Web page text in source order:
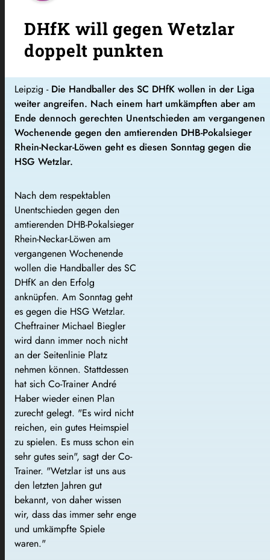
DHfK will gegen Wetzlar
doppelt punkten
Leipzig - Die Handballer des SC DHfK wollen in der Liga
weiter angreifen. Nach einem hart umkämpften aber am
Ende dennoch gerechten Unentschieden am vergangenen
Wochenende gegen den amtierenden DHB-Pokalsieger
Rhein-Neckar-Löwen geht es diesen Sonntag gegen die
HSG Wetzlar.
Nach dem respektablen
Unentschieden gegen den
amtierenden DHB-Pokalsieger
Rhein-Neckar-Löwen am
vergangenen Wochenende
wollen die Handballer des SC
DHfK an den Erfolg
anknüpfen. Am Sonntag geht
es gegen die HSG Wetzlar.
Cheftrainer Michael Biegler
wird dann immer noch nicht
an der Seitenlinie Platz
nehmen können. Stattdessen
hat sich Co-Trainer André
Haber wieder einen Plan
zurecht gelegt. "Es wird nicht
reichen, ein gutes Heimspiel
zu spielen. Es muss schon ein
sehr gutes sein", sagt der Co-
Trainer. "Wetzlar ist uns aus
den letzten Jahren gut
bekannt, von daher wissen
wir, dass das immer sehr enge
und umkämpfte Spiele
waren."